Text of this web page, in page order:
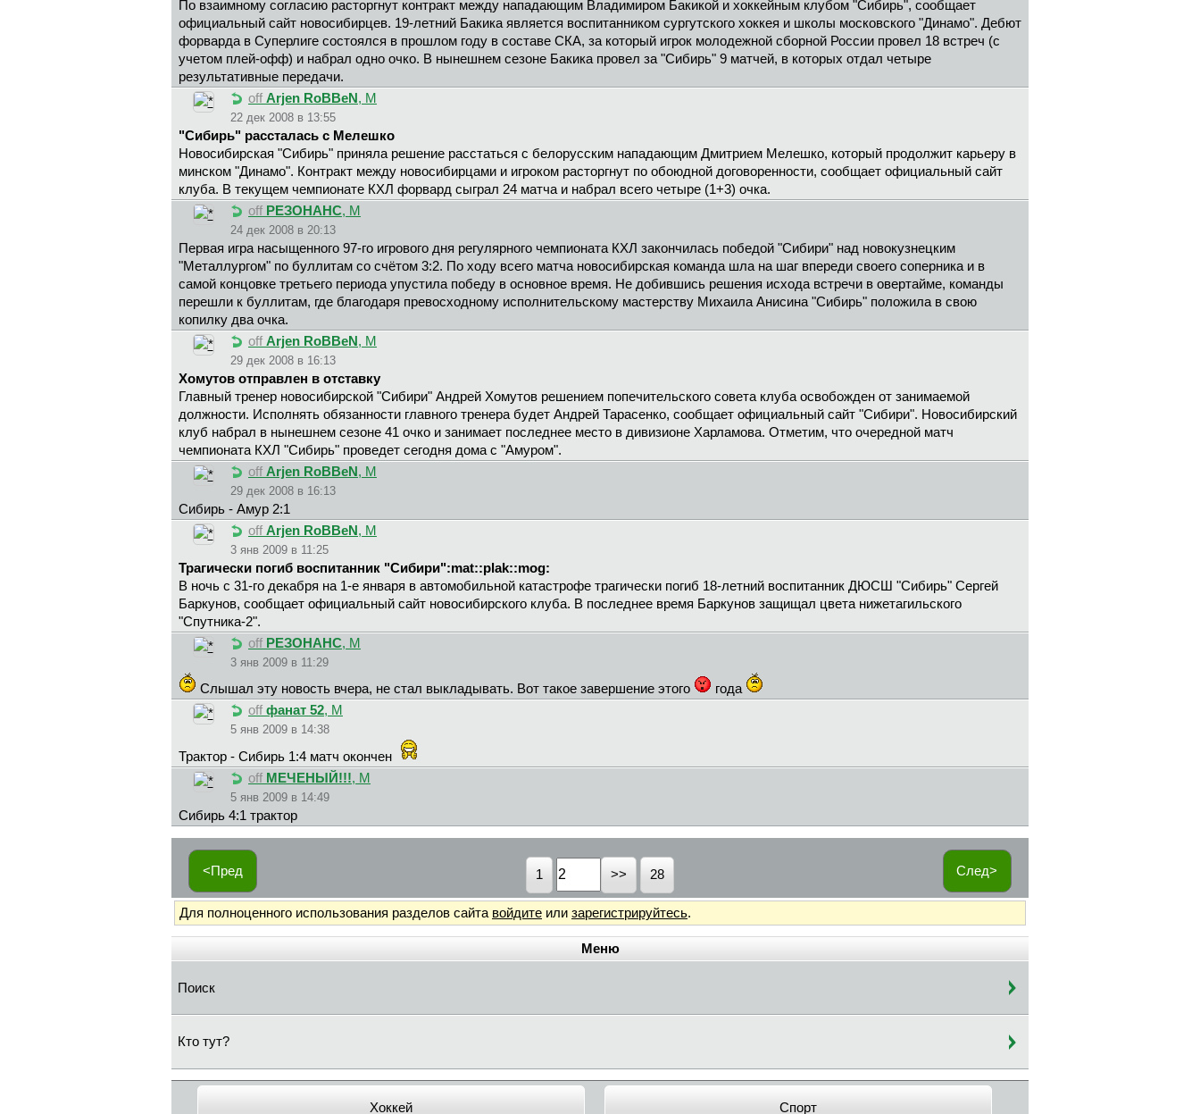
По взаимному согласию расторгнут контракт между нападающим Владимиром Бакикой и хоккейным клубом "Сибирь", сообщает
официальный сайт новосибирцев. 19-летний Бакика является воспитанником сургутского хоккея и школы московского "Динамо". Дебют
форварда в Суперлиге состоялся в прошлом году в составе СКА, за который игрок молодежной сборной России провел 18 встреч (с
учетом плей-офф) и набрал одно очко. В нынешнем сезоне Бакика провел за "Сибирь" 9 матчей, в которых отдал четыре
результативные передачи.
off Arjen RoBBeN , М
22 дек 2008 в 13:55
"Сибирь" рассталась с Мелешко
Новосибирская "Сибирь" приняла решение расстаться с белорусским нападающим Дмитрием Мелешко, который продолжит карьеру в
минском "Динамо". Контракт между новосибирцами и игроком расторгнут по обоюдной договоренности, сообщает официальный сайт
клуба. В текущем чемпионате КХЛ форвард сыграл 24 матча и набрал всего четыре (1+3) очка.
off РЕЗОНАНС, М
24 дек 2008 в 20:13
Первая игра насыщенного 97-го игрового дня регулярного чемпионата КХЛ закончилась победой "Сибири" над новокузнецким
"Металлургом" по буллитам со счётом 3:2. По ходу всего матча новосибирская команда шла на шаг впереди своего соперника и в
самой концовке третьего периода упустила победу в основное время. Не добившись решения исхода встречи в овертайме, команды
перешли к буллитам, где благодаря превосходному исполнительскому мастерству Михаила Анисина "Сибирь" положила в свою
копилку два очка.
off Arjen RoBBeN , М
29 дек 2008 в 16:13
Хомутов отправлен в отставку
Главный тренер новосибирской "Сибири" Андрей Хомутов решением попечительского совета клуба освобожден от занимаемой
должности. Исполнять обязанности главного тренера будет Андрей Тарасенко, сообщает официальный сайт "Сибири". Новосибирский
клуб набрал в нынешнем сезоне 41 очко и занимает последнее место в дивизионе Харламова. Отметим, что очередной матч
чемпионата КХЛ "Сибирь" проведет сегодня дома с "Амуром".
off Arjen RoBBeN , М
29 дек 2008 в 16:13
Сибирь - Амур 2:1
off Arjen RoBBeN , М
3 янв 2009 в 11:25
Трагически погиб воспитанник "Сибири":mat::plak::mog:
В ночь с 31-го декабря на 1-е января в автомобильной катастрофе трагически погиб 18-летний воспитанник ДЮСШ "Сибирь" Сергей
Баркунов, сообщает официальный сайт новосибирского клуба. В последнее время Баркунов защищал цвета нижетагильского
"Спутника-2".
off РЕЗОНАНС, М
3 янв 2009 в 11:29
Слышал эту новость вчера, не стал выкладывать. Вот такое завершение этого
года
off фaнaт 52, М
5 янв 2009 в 14:38
Трактор - Сибирь 1:4 матч окончен
off MEЧEHЫЙ!!!, М
5 янв 2009 в 14:49
Сибирь 4:1 трактор
<Пред След>
1 28
Для полноценного использования разделов сайта войдите или зарегистрируйтесь.
Меню
Поиск
Кто тут?
Хоккей Спорт